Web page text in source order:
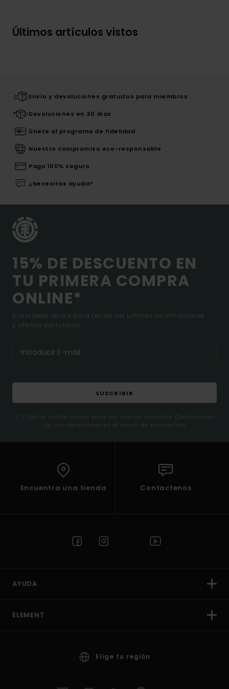
Últimos artículos vistos
Envío y devoluciones gratuitos para miembros
Devoluciones en 30 días
Únete al programa de fidelidad
Nuestro compromiso eco-responsable
Pago 100% seguro
¿Necesitas ayuda?
15% DE DESCUENTO EN
TU PRIMERA COMPRA
ONLINE*
Suscríbete ahora para recibir las ultimas informaciones
y ofertas exclusivas.
SUSCRIBIR
(*) Oferta valida online para los nuevos inscritos. Condiciones
de uso detalladas en el email de bienvenida
Encuentra una tienda Contactenos
AYUDA
ELEMENT
Elige tu región